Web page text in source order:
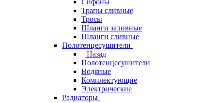
Сифоны
Трапы сливные
Тросы
Шланги заливные
Шланги сливные
Полотенцесушители
Назад
Полотенцесушители
Водяные
Комплектующие
Электрические
Радиаторы